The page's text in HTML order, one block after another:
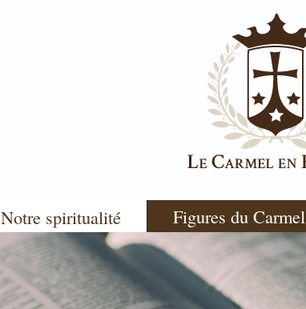
Notre spiritualité Figures du Carmel